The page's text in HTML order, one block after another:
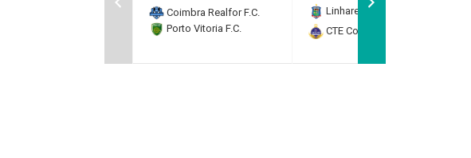
Coimbra Realfor F.C.
Porto Vitoria F.C.
Linhares F.C.
CTE Colatina ES